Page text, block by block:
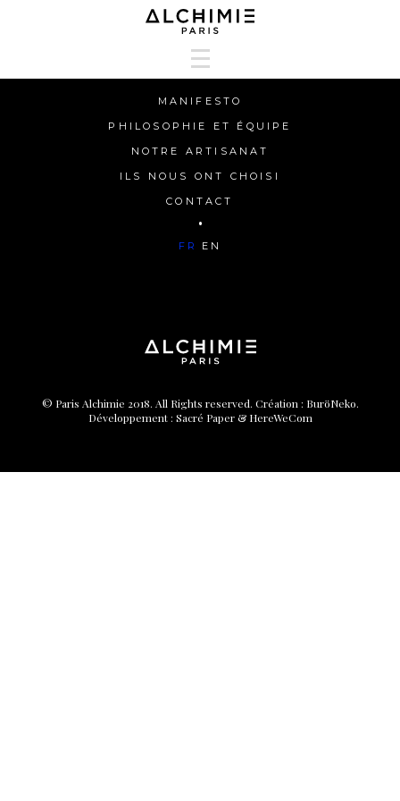
MANIFESTO
PHILOSOPHIE ET ÉQUIPE
ILS NOUS ONT CHOISI
MANIFESTO
PHILOSOPHIE ET ÉQUIPE
NOTRE ARTISANAT
ILS NOUS ONT CHOISI
CONTACT
FR EN
© Paris Alchimie 2018. All Rights reserved. Création : BuröNeko.
Développement : Sacré Paper& HereWeCom